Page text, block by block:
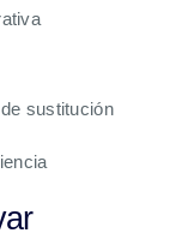
sustitución